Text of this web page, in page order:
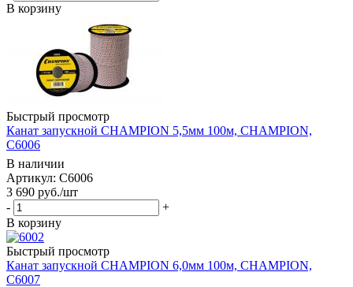
В корзину
Быстрый просмотр
Канат запускной CHAMPION 5,5мм 100м, CHAMPION,
C6006
В наличии
Артикул: C6006
3 690 руб./шт
-
+
В корзину
Быстрый просмотр
Канат запускной CHAMPION 6,0мм 100м, CHAMPION,
C6007